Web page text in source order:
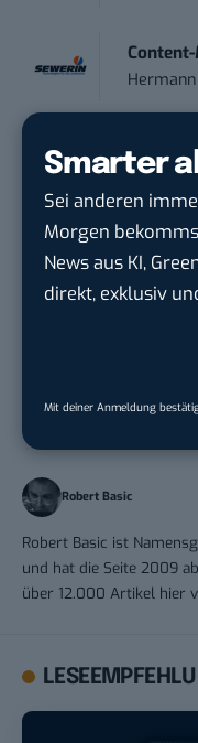
Smarter
Sei anderen
Morgen
News aus KI,
direkt, exklusiv
Mit deiner Anmeldung
Online-
(m/w/d)
TURCK-
Robert Basic
Robert Basic ist
und hat die Seite 2009
über 12.000 Artikel hier